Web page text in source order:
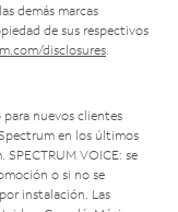
demás marcas
de sus respectivos
disclosures
nuevos clientes
en los últimos
VOICE: se
o si no se
instalación. Las